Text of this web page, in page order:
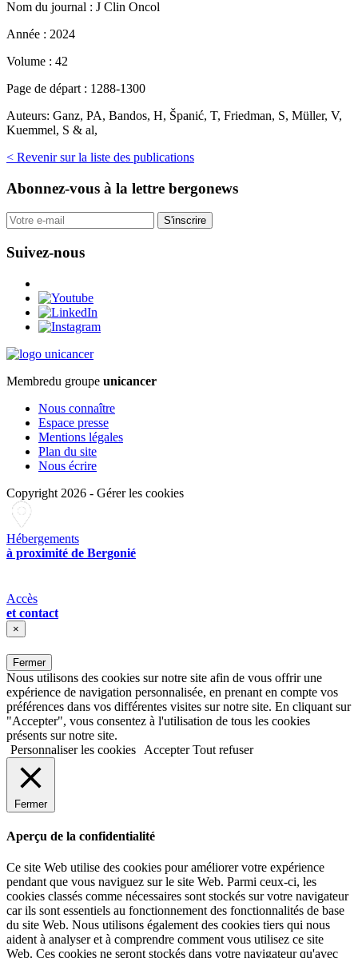
Nom du journal : J Clin Oncol
Année : 2024
Volume : 42
Page de départ : 1288-1300
Auteurs: Ganz, PA, Bandos, H, Španić, T, Friedman, S, Müller, V,
Kuemmel, S & al,
< Revenir sur la liste des publications
Abonnez-vous à la lettre bergonews
S'inscrire
Suivez-nous
Membredu groupe unicancer
Nous connaître
Espace presse
Mentions légales
Plan du site
Nous écrire
Copyright 2026 - Gérer les cookies
Hébergements
à proximité de Bergonié
Accès
et contact
×
Fermer
Nous utilisons des cookies sur notre site afin de vous offrir une
expérience de navigation personnalisée, en prenant en compte vos
préférences dans vos différentes visites sur notre site. En cliquant sur
"Accepter", vous consentez à l'utilisation de tous les cookies
présents sur notre site.
Personnaliser les cookies
Accepter Tout refuser
Fermer
Aperçu de la confidentialité
Ce site Web utilise des cookies pour améliorer votre expérience
pendant que vous naviguez sur le site Web. Parmi ceux-ci, les
cookies classés comme nécessaires sont stockés sur votre navigateur
car ils sont essentiels au fonctionnement des fonctionnalités de base
du site Web. Nous utilisons également des cookies tiers qui nous
aident à analyser et à comprendre comment vous utilisez ce site
Web. Ces cookies ne seront stockés dans votre navigateur qu'avec